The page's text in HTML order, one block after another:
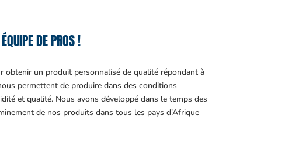
DE PROS !
obtenir un produit personnalisé de qualité répondant à
permettent de produire dans des conditions
et qualité. Nous avons développé dans le temps des
de nos produits dans tous les pays d’Afrique